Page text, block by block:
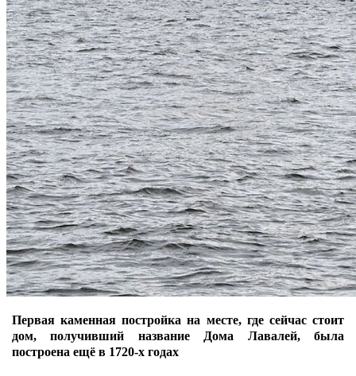
Первая каменная постройка на месте, где сейчас стоит
дом, получивший название Дома Лавалей, была
построена ещё в 1720-х годах